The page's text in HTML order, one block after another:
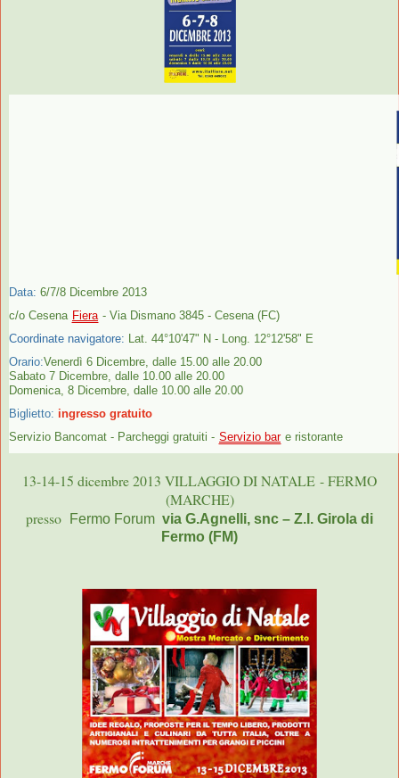
Data: 6/7/8 Dicembre 2013
c/o Cesena Fiera - Via Dismano 3845 - Cesena (FC)
Coordinate navigatore: Lat. 44°10'47" N - Long. 12°12'58" E
Orario:Venerdì 6 Dicembre, dalle 15.00 alle 20.00
Sabato 7 Dicembre, dalle 10.00 alle 20.00
Domenica, 8 Dicembre, dalle 10.00 alle 20.00
Biglietto: ingresso gratuito
Servizio Bancomat - Parcheggi gratuiti - Servizio bar e ristorante
13-14-15 dicembre 2013 VILLAGGIO DI NATALE - FERMO
(MARCHE)
presso
Fermo Forum via G.Agnelli, snc – Z.I. Girola di
Fermo (FM)